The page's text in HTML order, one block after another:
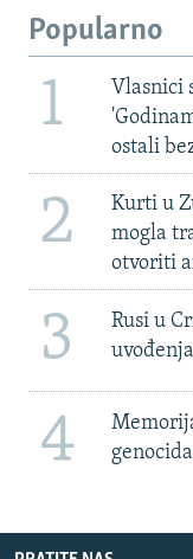
Popularno
1
Vlasnici
ostali
2
Kurti u
mogla
otvoriti
3
Rusi u
4